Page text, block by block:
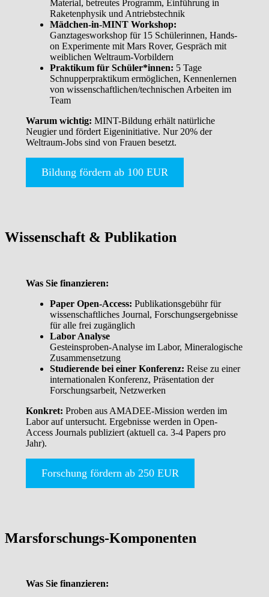
Material, betreutes Programm, Einführung in
Raketenphysik und Antriebstechnik
Mädchen-in-MINT Workshop:
Ganztagesworkshop für 15 Schülerinnen, Hands-
on Experimente mit Mars Rover, Gespräch mit
weiblichen Weltraum-Vorbildern
Praktikum für Schüler*innen: 5 Tage
Schnupperpraktikum ermöglichen, Kennenlernen
von wissenschaftlichen/technischen Arbeiten im
Team
Warum wichtig: MINT-Bildung erhält natürliche
Neugier und fördert Eigeninitiative. Nur 20% der
Weltraum-Jobs sind von Frauen besetzt.
Bildung fördern ab 100 EUR
Wissenschaft & Publikation
Was Sie finanzieren:
Paper Open-Access: Publikationsgebühr für
wissenschaftliches Journal, Forschungsergebnisse
für alle frei zugänglich
Labor Analyse
Gesteinsproben-Analyse im Labor, Mineralogische
Zusammensetzung
Studierende bei einer Konferenz: Reise zu einer
internationalen Konferenz, Präsentation der
Forschungsarbeit, Netzwerken
Konkret: Proben aus AMADEE-Mission werden im
Labor auf untersucht. Ergebnisse werden in Open-
Access Journals publiziert (aktuell ca. 3-4 Papers pro
Jahr).
Forschung fördern ab 250 EUR
Marsforschungs-Komponenten
Was Sie finanzieren: